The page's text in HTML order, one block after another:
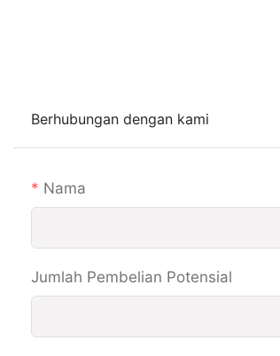
Berhubungan dengan kami
Nama
Jumlah Pembelian Potensial